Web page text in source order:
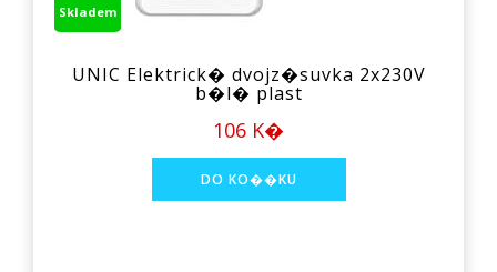
Skladem
UNIC Elektrick� dvojz�suvka 2x230V
b�l� plast
106 K�